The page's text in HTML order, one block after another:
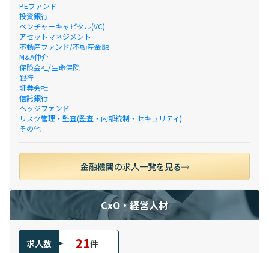
PEファンド
投資銀行
ベンチャーキャピタル(VC)
アセットマネジメント
不動産ファンド/不動産金融
M&A仲介
保険会社/生命保険
銀行
証券会社
信託銀行
ヘッジファンド
リスク管理・監査(監査・内部統制・セキュリティ)
その他
金融機関の求人一覧を見る
CxO・経営人材
求人数 21件